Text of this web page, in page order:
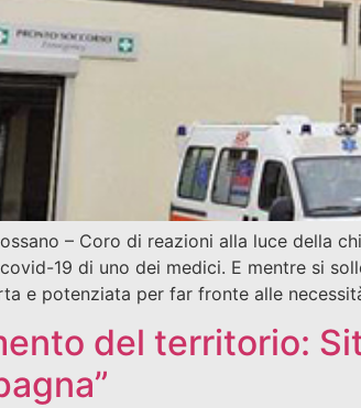
– Coro di reazioni alla luce della
19 di uno dei medici. E mentre si
e potenziata per far fronte alle
del territorio: